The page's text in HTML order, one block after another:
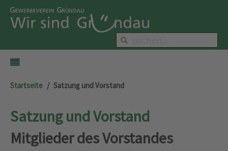
Startseite Satzung und Vorstand
Satzung und Vorstand
Mitglieder des Vorstandes